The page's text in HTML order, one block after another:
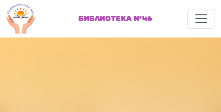
БИБЛИОТЕКА №46 Меню